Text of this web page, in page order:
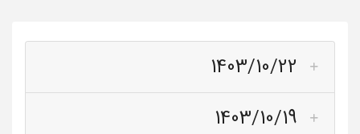
1403/10/22
1403/10/19